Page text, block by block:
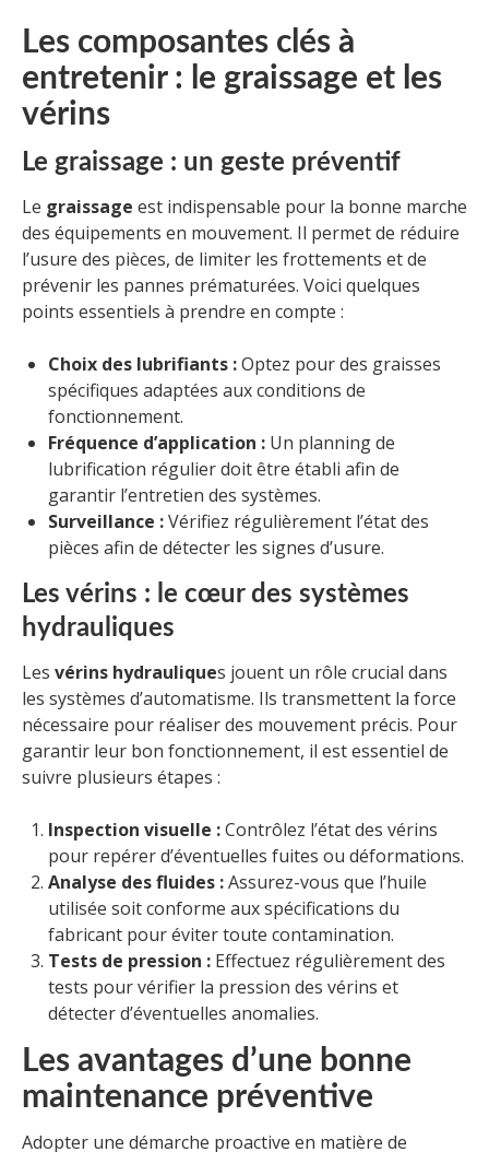
Les composantes clés à
entretenir : le graissage et les
vérins
Le graissage : un geste préventif
Le graissage est indispensable pour la bonne marche
des équipements en mouvement. Il permet de réduire
l’usure des pièces, de limiter les frottements et de
prévenir les pannes prématurées. Voici quelques
points essentiels à prendre en compte :
Choix des lubrifiants :Optez pour des graisses
spécifiques adaptées aux conditions de
fonctionnement.
Fréquence d’application : Un planning de
lubrification régulier doit être établi afin de
garantir l’entretien des systèmes.
Surveillance :Vérifiez régulièrement l’état des
pièces afin de détecter les signes d’usure.
Les vérins : le cœur des systèmes
hydrauliques
Les vérins hydrauliques jouent un rôle crucial dans
les systèmes d’automatisme. Ils transmettent la force
nécessaire pour réaliser des mouvement précis. Pour
garantir leur bon fonctionnement, il est essentiel de
suivre plusieurs étapes :
Inspection visuelle :Contrôlez l’état des vérins
pour repérer d’éventuelles fuites ou déformations.
Analyse des fluides :Assurez-vous que l’huile
utilisée soit conforme aux spécifications du
fabricant pour éviter toute contamination.
Tests de pression : Effectuez régulièrement des
tests pour vérifier la pression des vérins et
détecter d’éventuelles anomalies.
Les avantages d’une bonne
maintenance préventive
Adopter une démarche proactive en matière de